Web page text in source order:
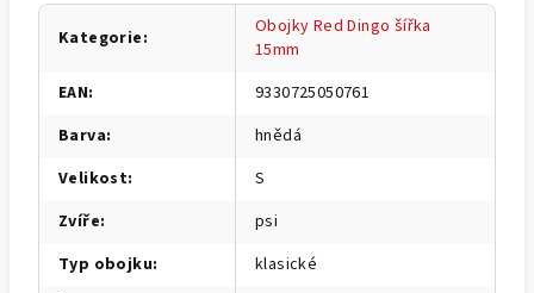
Kategorie:
Obojky Red Dingo šířka
15mm
EAN:
9330725050761
Barva:
hnědá
Velikost:
S
Zvíře:
psi
Typ obojku:
klasické